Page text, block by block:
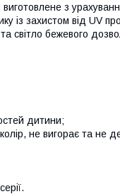
виготовлене з
із захистом від UV
світло бежевого
дитини;
не вигорає та не